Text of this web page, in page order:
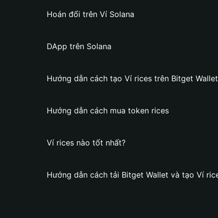
Hoán đổi trên Ví Solana
DApp trên Solana
Hướng dẫn cách tạo Ví rices trên Bitget Wallet
Hướng dẫn cách mua token rices
Ví rices nào tốt nhất?
Hướng dẫn cách tải Bitget Wallet và tạo Ví